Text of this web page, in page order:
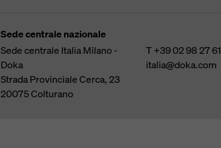
Sede centrale nazionale
Sede centrale Italia Milano -
Doka
Strada Provinciale Cerca, 23
20075Colturano
T+39 02 98 27 61
italia@doka.com